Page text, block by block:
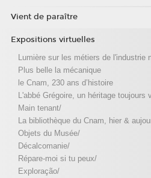
Vient de paraître
Expositions virtuelles
Lumière sur les métiers de l'industrie
Plus belle la mécanique
le Cnam, 230 ans d’histoire
L'abbé Grégoire, un héritage toujours
Main tenant/
La bibliothèque du Cnam, hier &
Objets du Musée/
Décalcomanie/
Répare-moi si tu peux/
Exploração/